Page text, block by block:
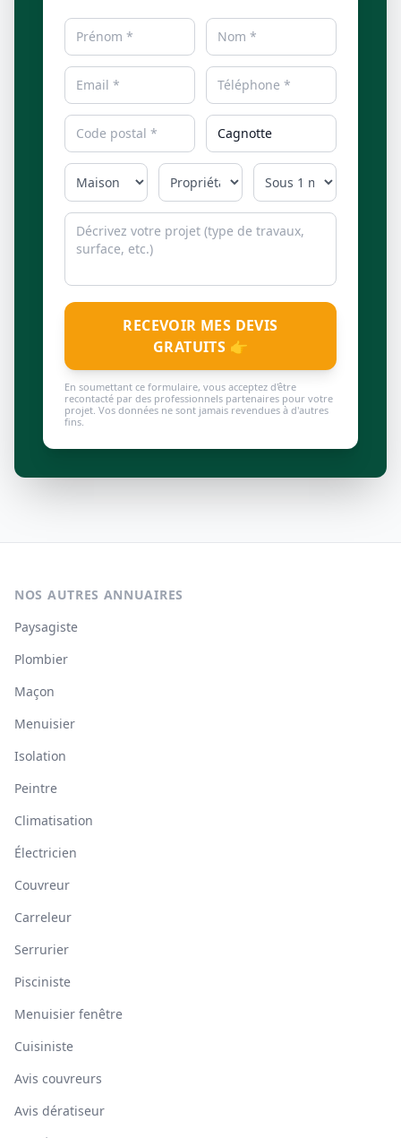
RECEVOIR MES DEVIS
GRATUITS 👉
En soumettant ce formulaire, vous acceptez d'être
recontacté par des professionnels partenaires pour votre
projet. Vos données ne sont jamais revendues à d'autres
fins.
NOS AUTRES ANNUAIRES
Paysagiste
Plombier
Maçon
Menuisier
Isolation
Peintre
Climatisation
Électricien
Couvreur
Carreleur
Serrurier
Pisciniste
Menuisier fenêtre
Cuisiniste
Avis couvreurs
Avis dératiseur